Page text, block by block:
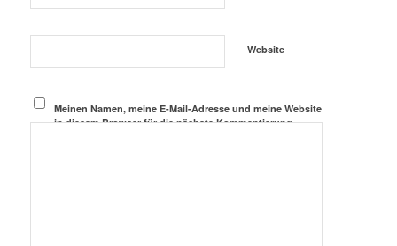
Website
Meinen Namen, meine E-Mail-Adresse und meine Website
in diesem Browser für die nächste Kommentierung